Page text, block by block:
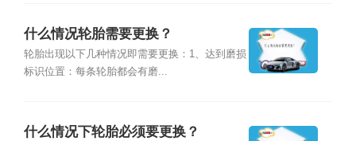
什么情况轮胎需要更换？
轮胎出现以下几种情况即需要更换：1、达到磨损
标识位置：每条轮胎都会有磨...
什么情况下轮胎必须要更换？